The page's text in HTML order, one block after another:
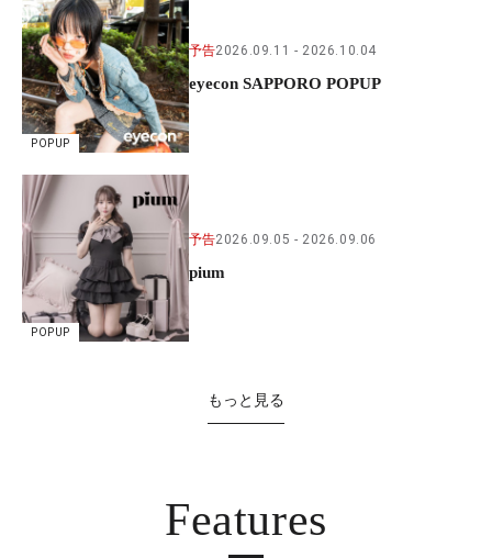
POPUP
予告2026.09.11 2026.10.04
eyecon SAPPORO POPUP
POPUP
予告2026.09.05 2026.09.06
pium
もっと見る
Features